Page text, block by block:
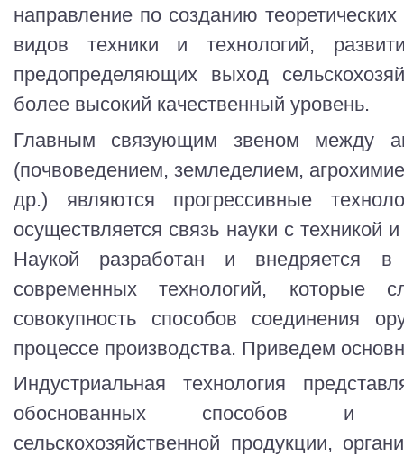
направление по созданию
видов техники и технологий,
предопределяющих выход
более высокий качественный уровень.
Главным связующим звеном между
(почвоведением, земледелием,
др.) являются прогрессивные
осуществляется связь науки с техникой
Наукой разработан и внедряется
современных технологий, которые
совокупность способов соединения
процессе производства. Приведем
Индустриальная технология
обоснованных способов и
сельскохозяйственной продукции,